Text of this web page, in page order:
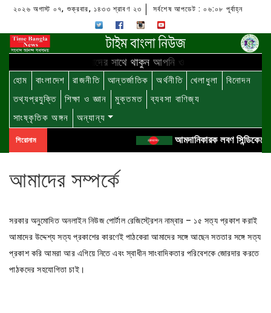
২০২৬ অগাস্ট ০৭, শুক্রবার, ১৪৩৩ শ্রাবণ ২৩ সর্বশেষ আপডেট : ০৬:০৮ পূর্বাহ্ন
আমাদের সাথে থাকুন আপনি ও ...
হোম বাংলাদেশ রাজনীতি আন্তর্জাতিক অর্থনীতি খেলাধুলা
বিনোদন
তথ্যপ্রযুক্তি
শিক্ষা ও জ্ঞান মুক্তমত
ব্যবসা বাণিজ্য
সাংষ্কৃতিক অঙ্গন
অন্যান্য
শিরোনাম আমদানিকারক লবণ
আমাদের সম্পর্কে
সরকার অনুমোদিত অনলাইন নিউজ পোর্টাল রেজিস্ট্রেশন নাম্বার – ১৫ সত্য প্রকাশ করাই
আমাদের উদ্দেশ্য সত্য প্রকাশের কারণেই পাঠকেরা আমাদের সঙ্গে আছেন সততার সঙ্গে সত্য
প্রকাশ করি আমরা আর এগিয়ে নিতে এবং স্বাধীন সাংবাদিকতার পরিবেশকে জোরদার করতে
পাঠকদের সহযোগিতা চাই।